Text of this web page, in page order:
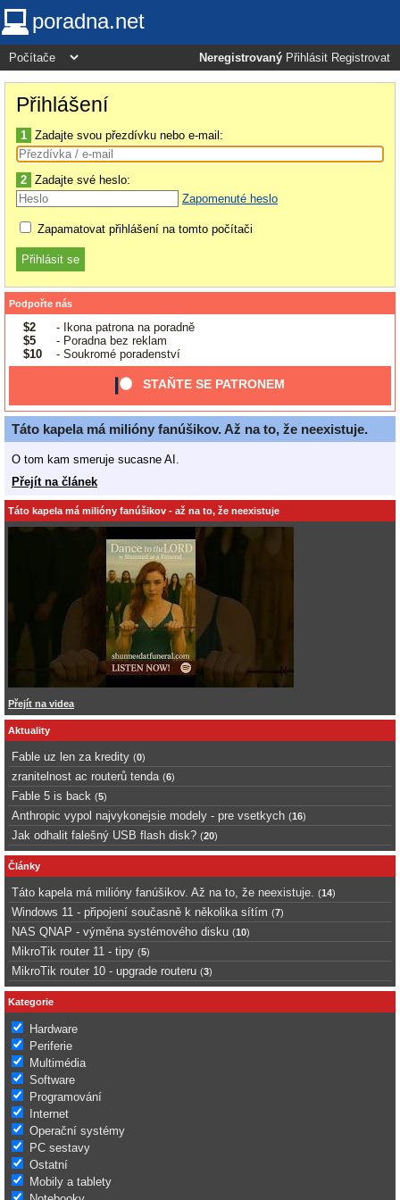
poradna.net
Neregistrovaný Přihlásit Registrovat
Přihlášení
1 Zadajte svou přezdívku nebo e-mail:
2 Zadajte své heslo:
Zapomenuté heslo
Zapamatovat přihlášení na tomto počítači
Podpořte nás
$2
- Ikona patrona na poradně
$5
- Poradna bez reklam
$10
- Soukromé poradenství
STAŇTE SE PATRONEM
Táto kapela má milióny fanúšikov. Až na to, že neexistuje.
O tom kam smeruje sucasne AI.
Přejít na článek
Táto kapela má milióny fanúšikov - až na to, že neexistuje
Přejít na videa
Aktuality
Fable uz len za kredity (0)
zranitelnost ac routerů tenda (6)
Fable 5 is back (5)
Anthropic vypol najvykonejsie modely - pre vsetkych (16)
Jak odhalit falešný USB flash disk? (20)
Články
Táto kapela má milióny fanúšikov. Až na to, že neexistuje. (14)
Windows 11 - připojení současně k několika sítím (7)
NAS QNAP - výměna systémového disku (10)
MikroTik router 11 - tipy (5)
MikroTik router 10 - upgrade routeru (3)
Kategorie
Hardware
Periferie
Multimédia
Software
Programování
Internet
Operační systémy
PC sestavy
Ostatní
Mobily a tablety